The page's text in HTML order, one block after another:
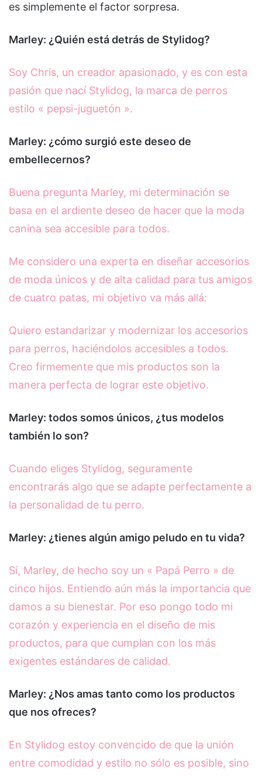
es simplemente el factor sorpresa.
Marley: ¿Quién está detrás de Stylidog?
Soy Chris, un creador apasionado, y es con esta
pasión que nací Stylidog, la marca de perros
estilo « pepsi-juguetón ».
Marley: ¿cómo surgió este deseo de
embellecernos?
Buena pregunta Marley, mi determinación se
basa en el ardiente deseo de hacer que la moda
canina sea accesible para todos.
Me considero una experta en diseñar accesorios
de moda únicos y de alta calidad para tus amigos
de cuatro patas, mi objetivo va más allá:
Quiero estandarizar y modernizar los accesorios
para perros, haciéndolos accesibles a todos.
Creo firmemente que mis productos son la
manera perfecta de lograr este objetivo.
Marley: todos somos únicos, ¿tus modelos
también lo son?
Cuando eliges Stylidog, seguramente
encontrarás algo que se adapte perfectamente a
la personalidad de tu perro.
Marley: ¿tienes algún amigo peludo en tu vida?
Sí, Marley, de hecho soy un « Papá Perro » de
cinco hijos. Entiendo aún más la importancia que
damos a su bienestar. Por eso pongo todo mi
corazón y experiencia en el diseño de mis
productos, para que cumplan con los más
exigentes estándares de calidad.
Marley: ¿Nos amas tanto como los productos
que nos ofreces?
En Stylidog estoy convencido de que la unión
entre comodidad y estilo no sólo es posible, sino